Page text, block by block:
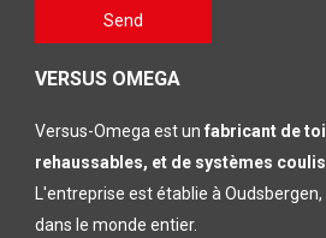
laten
Send
VERSUS OMEGA
Versus-Omega est un fabricant de
rehaussables, et de systèmes
L'entreprise est établie à
dans le monde entier.